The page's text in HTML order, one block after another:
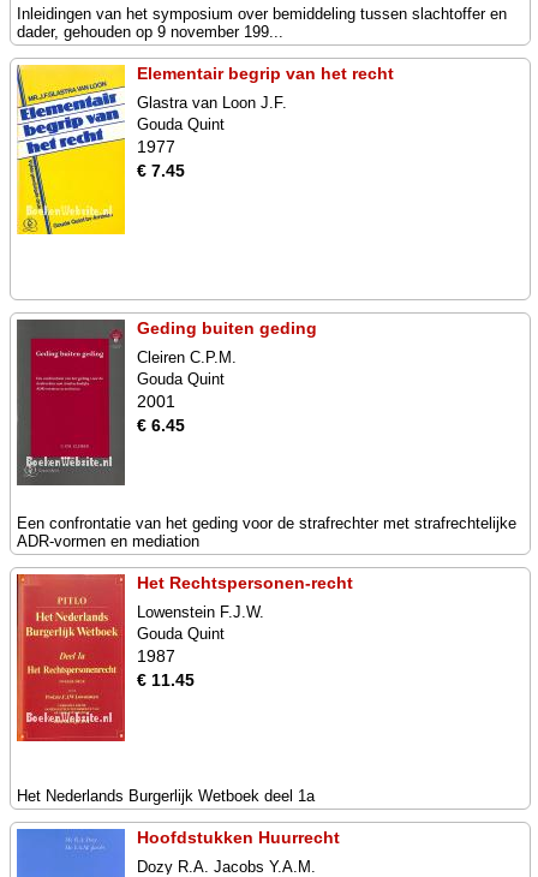
Inleidingen van het symposium over bemiddeling tussen slachtoffer en
dader, gehouden op 9 november 199...
Elementair begrip van het recht
Glastra van Loon J.F.
Gouda Quint
1977
€ 7.45
Geding buiten geding
Cleiren C.P.M.
Gouda Quint
2001
€ 6.45
Een confrontatie van het geding voor de strafrechter met strafrechtelijke
ADR-vormen en mediation
Het Rechtspersonen-recht
Lowenstein F.J.W.
Gouda Quint
1987
€ 11.45
Het Nederlands Burgerlijk Wetboek deel 1a
Hoofdstukken Huurrecht
Dozy R.A. Jacobs Y.A.M.